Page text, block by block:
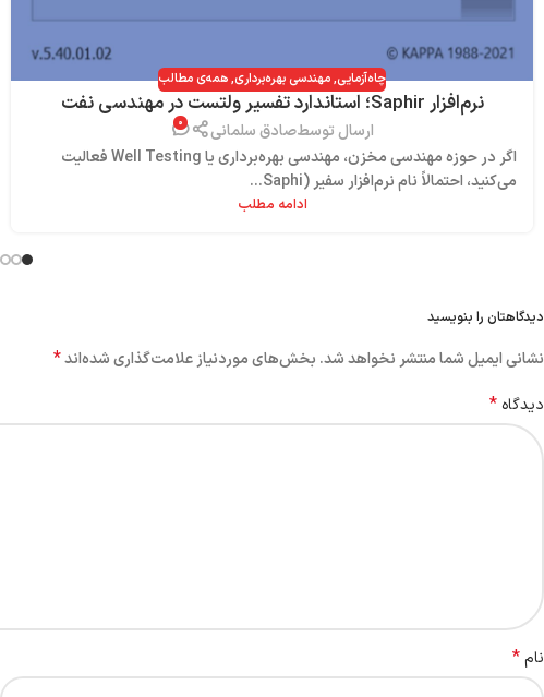
چاه‌آزمایی,مهندسی بهره‌برداری,همه‌ی مطالب
نرم‌افزار Saphir؛ استاندارد تفسیر ولتست در مهندسی نفت
ارسال توسطصادق سلمانی ۰
اگر در حوزه مهندسی مخزن، مهندسی بهره‌برداری یا Well Testing فعالیت
می‌کنید، احتمالاً نام نرم‌افزار سفیر (Saphi...
ادامه مطلب
دیدگاهتان را بنویسید
نشانی ایمیل شما منتشر نخواهد شد. بخش‌های موردنیاز علامت‌گذاری شده‌اند*
دیدگاه *
نام*